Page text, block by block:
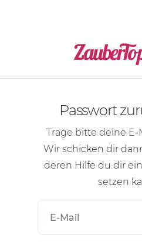
Passwort
Trage bitte deine E-
Wir schicken dir
deren Hilfe du dir
setzen